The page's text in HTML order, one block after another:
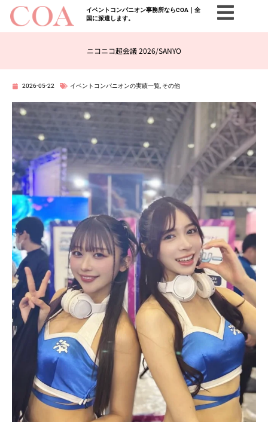
イベントコンパニオン事務所ならCOA｜全
国に派遣します。
ニコニコ超会議 2026/SANYO
2026-05-22 イベントコンパニオンの実績一覧 その他